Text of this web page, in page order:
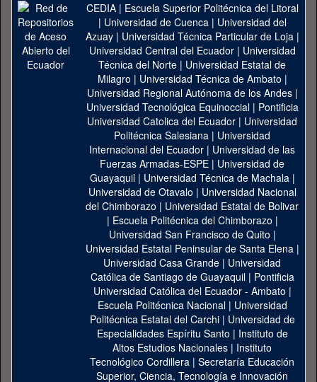
CEDIA| Escuela Superior Politécnica del Litoral
| Universidad de Cuenca| Universidad del
Azuay| Universidad Técnica Particular de Loja|
Universidad Central del Ecuador| Universidad
Técnica del Norte | Universidad Estatal de
Milagro | Universidad Técnica de Ambato |
Universidad Regional Autónoma de los Andes|
Universidad Tecnológica Equinoccial| Pontificia
Universidad Catolica del Ecuador | Universidad
Politécnica Salesiana | Universidad
Internacional del Ecuador | Universidad de las
Fuerzas Armadas-ESPE | Universidad de
Guayaquil| Universidad Técnica de Machala|
Universidad de Otavalo | Universidad Nacional
del Chimborazo | Universidad Estatal de Bolivar
| Escuela Politécnica del Chimborazo |
Universidad San Francisco de Quito |
Universidad Estatal Peninsular de Santa Elena|
Universidad Casa Grande | Universidad
Católica de Santiago de Guayaquil| Pontificia
Universidad Católica del Ecuador - Ambato |
Escuela Politécnica Nacional| Universidad
Politécnica Estatal del Carchi| Universidad de
Especialidades Espíritu Santo | Instituto de
Altos Estudios Nacionales | Instituto
Tecnológico Cordillera | Secretaría Educación
Superior, Ciencia, Tecnología e Innovación